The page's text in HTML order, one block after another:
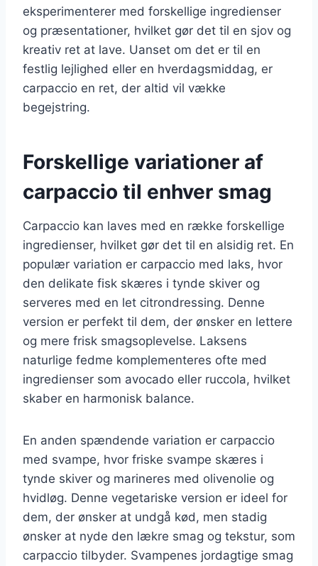
eksperimenterer med forskellige ingredienser
og præsentationer, hvilket gør det til en sjov og
kreativ ret at lave. Uanset om det er til en
festlig lejlighed eller en hverdagsmiddag, er
carpaccio en ret, der altid vil vække
begejstring.
Forskellige variationer af
carpaccio til enhver smag
Carpaccio kan laves med en række forskellige
ingredienser, hvilket gør det til en alsidig ret. En
populær variation er carpaccio med laks, hvor
den delikate fisk skæres i tynde skiver og
serveres med en let citrondressing. Denne
version er perfekt til dem, der ønsker en lettere
og mere frisk smagsoplevelse. Laksens
naturlige fedme komplementeres ofte med
ingredienser som avocado eller ruccola, hvilket
skaber en harmonisk balance.
En anden spændende variation er carpaccio
med svampe, hvor friske svampe skæres i
tynde skiver og marineres med olivenolie og
hvidløg. Denne vegetariske version er ideel for
dem, der ønsker at undgå kød, men stadig
ønsker at nyde den lækre smag og tekstur, som
carpaccio tilbyder. Svampenes jordagtige smag